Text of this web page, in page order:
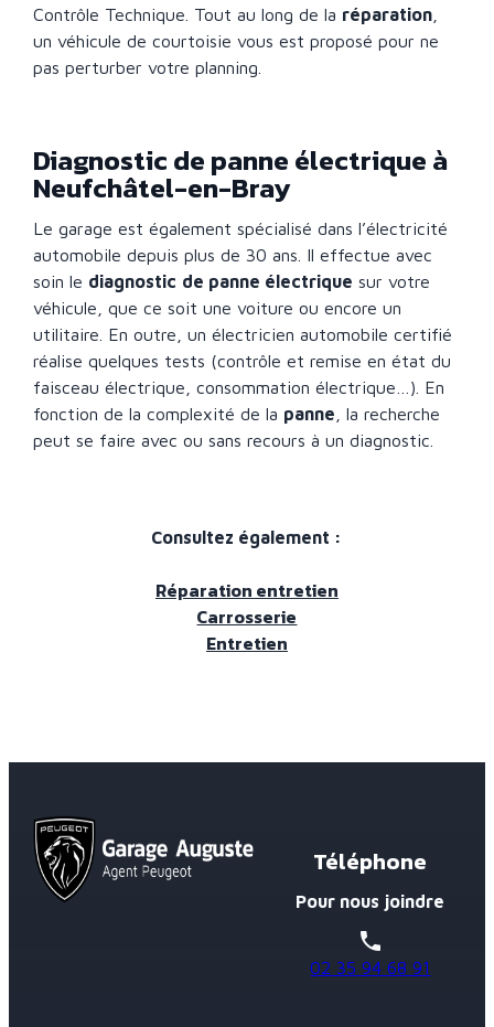
Contrôle Technique. Tout au long de la réparation,
un véhicule de courtoisie vous est proposé pour ne
pas perturber votre planning.
Diagnostic de panne électrique à
Neufchâtel-en-Bray
Le garage est également spécialisé dans l’électricité
automobile depuis plus de 30 ans. Il effectue avec
soin le diagnostic de panne électrique sur votre
véhicule, que ce soit une voiture ou encore un
utilitaire. En outre, un électricien automobile certifié
réalise quelques tests (contrôle et remise en état du
faisceau électrique, consommation électrique…). En
fonction de la complexité de la panne , la recherche
peut se faire avec ou sans recours à un diagnostic.
Consultez également :
Réparation entretien
Carrosserie
Entretien
Téléphone
Pour nous joindre
phone
02 35 94 68 91